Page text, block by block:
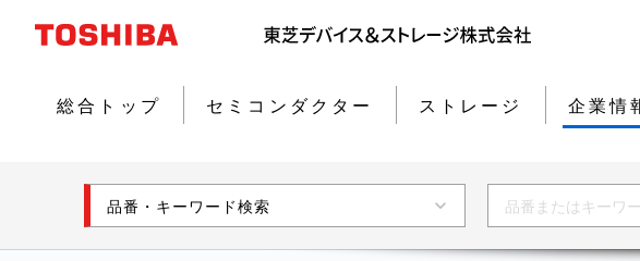
総合トップ セミコンダクター ストレージ 企業情
品番・キーワード検索